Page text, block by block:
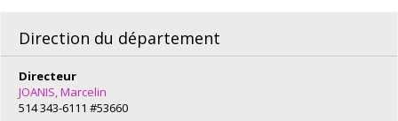
Direction du département
Directeur
JOANIS, Marcelin
514 343-6111 #53660